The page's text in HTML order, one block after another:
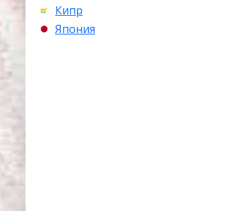
Кипр
Япония